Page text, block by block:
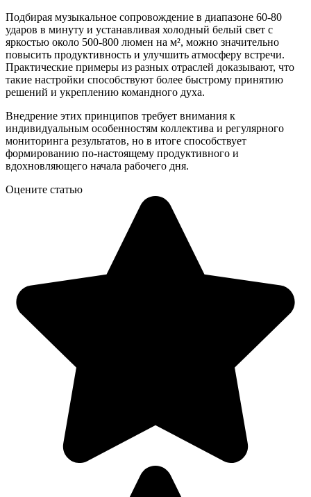
Подбирая музыкальное сопровождение в диапазоне 60-80
ударов в минуту и устанавливая холодный белый свет с
яркостью около 500-800 люмен на м², можно значительно
повысить продуктивность и улучшить атмосферу встречи.
Практические примеры из разных отраслей доказывают, что
такие настройки способствуют более быстрому принятию
решений и укреплению командного духа.
Внедрение этих принципов требует внимания к
индивидуальным особенностям коллектива и регулярного
мониторинга результатов, но в итоге способствует
формированию по-настоящему продуктивного и
вдохновляющего начала рабочего дня.
Оцените статью